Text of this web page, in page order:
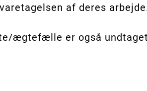
af deres
ægtefælle er også